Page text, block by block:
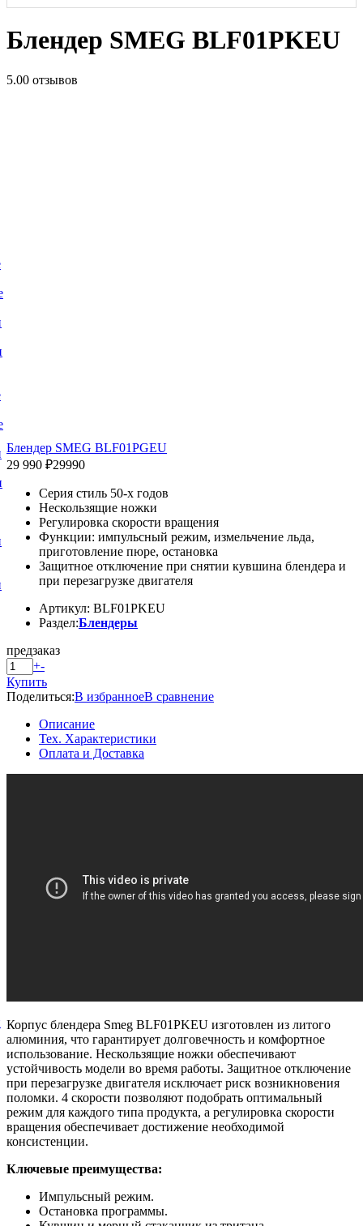
Блендер SMEG BLF01PKEU
5.00 отзывов
Блендер SMEG BLF01PGEU
29 990 ₽29990
Серия стиль 50-х годов
Нескользящие ножки
Регулировка скорости вращения
Функции: импульсный режим, измельчение льда,
приготовление пюре, остановка
Защитное отключение при снятии кувшина блендера и
при перезагрузке двигателя
Артикул: BLF01PKEU
Раздел:Блендеры
предзаказ
+-
Купить
Поделиться:В избранноеВ сравнение
Описание
Тех. Характеристики
Оплата и Доставка
Корпус блендера Smeg BLF01PKEU изготовлен из литого
алюминия, что гарантирует долговечность и комфортное
использование. Нескользящие ножки обеспечивают
устойчивость модели во время работы. Защитное отключение
при перезагрузке двигателя исключает риск возникновения
поломки. 4 скорости позволяют подобрать оптимальный
режим для каждого типа продукта, а регулировка скорости
вращения обеспечивает достижение необходимой
консистенции.
Ключевые преимущества:
Импульсный режим.
Остановка программы.